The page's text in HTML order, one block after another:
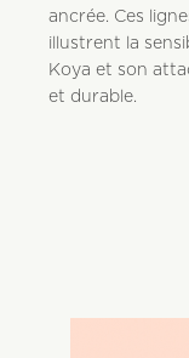
ancrée. Ces
illustrent la
Koya et son
et durable.